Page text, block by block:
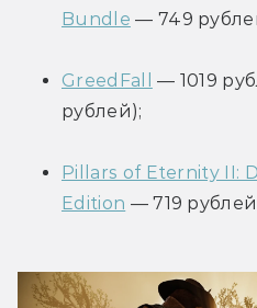
Bundle — 749
GreedFall
— 1019
рублей);
Pillars of Eternity II:
Edition — 719